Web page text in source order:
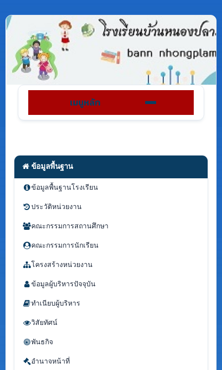
เมนูหลัก
ข้อมูลพื้นฐาน
ข้อมูลพื้นฐานโรงเรียน
ประวัติหน่วยงาน
คณะกรรมการสถานศึกษา
คณะกรรมการนักเรียน
โครงสร้างหน่วยงาน
ข้อมูลผู้บริหารปัจจุบัน
ทำเนียบผู้บริหาร
วิสัยทัศน์
พันธกิจ
อำนาจหน้าที่